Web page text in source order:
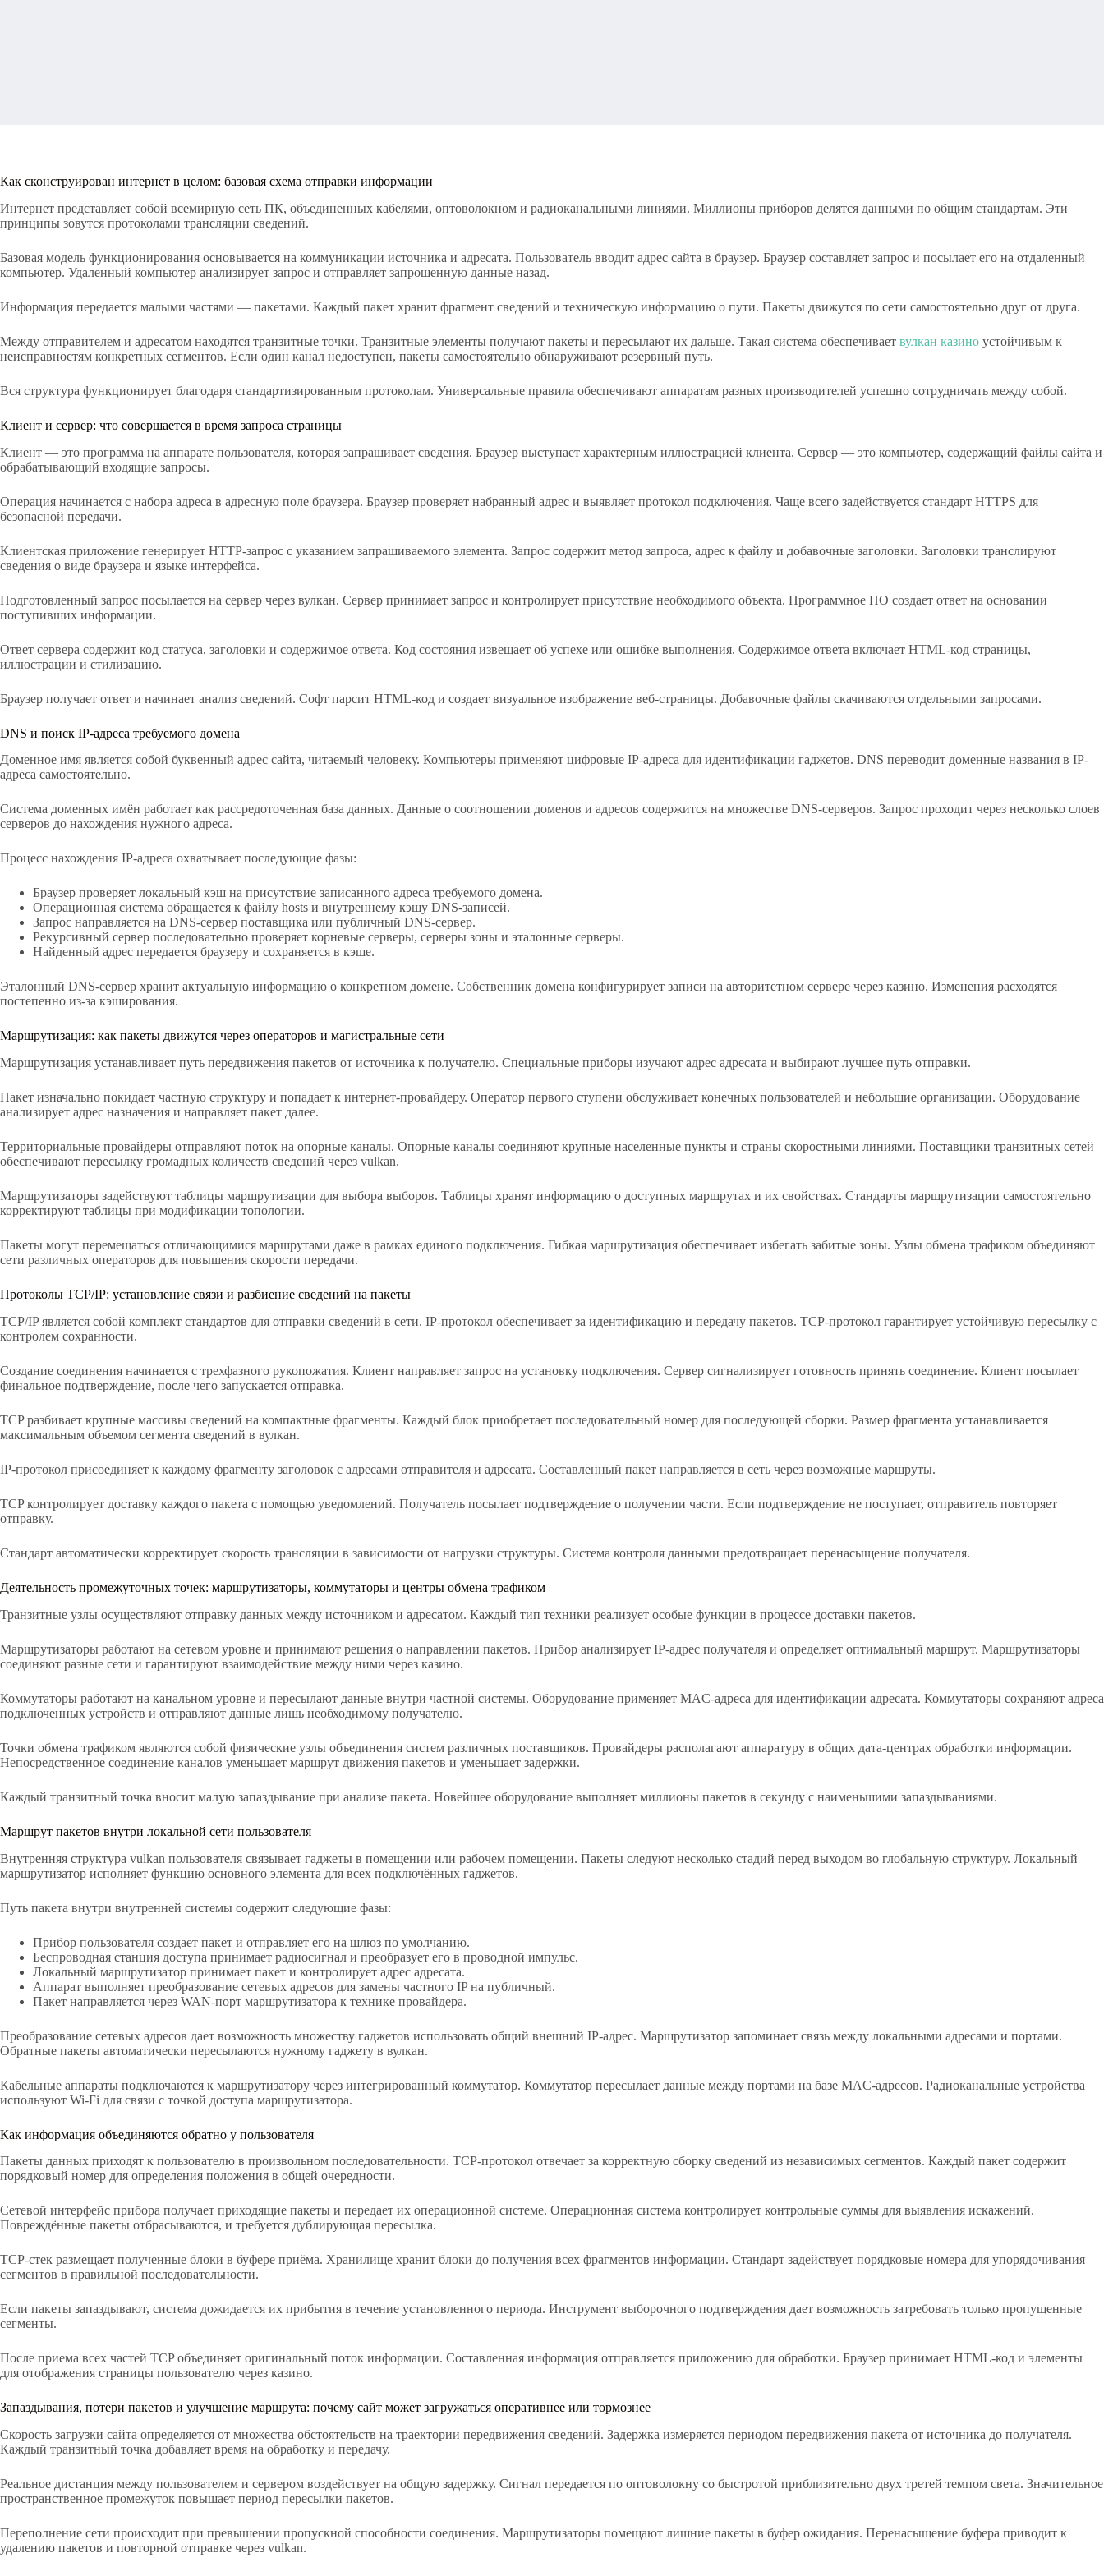
Как сконструирован интернет в целом: базовая схема отправки информации
Интернет представляет собой всемирную сеть ПК, объединенных кабелями, оптоволокном и радиоканальными линиями. Миллионы приборов делятся данными по общим стандартам. Эти
принципы зовутся протоколами трансляции сведений.
Базовая модель функционирования основывается на коммуникации источника и адресата. Пользователь вводит адрес сайта в браузер. Браузер составляет запрос и посылает его на отдаленный
компьютер. Удаленный компьютер анализирует запрос и отправляет запрошенную данные назад.
Информация передается малыми частями — пакетами. Каждый пакет хранит фрагмент сведений и техническую информацию о пути. Пакеты движутся по сети самостоятельно друг от друга.
Между отправителем и адресатом находятся транзитные точки. Транзитные элементы получают пакеты и пересылают их дальше. Такая система обеспечивает вулкан казино устойчивым к
неисправностям конкретных сегментов. Если один канал недоступен, пакеты самостоятельно обнаруживают резервный путь.
Вся структура функционирует благодаря стандартизированным протоколам. Универсальные правила обеспечивают аппаратам разных производителей успешно сотрудничать между собой.
Клиент и сервер: что совершается в время запроса страницы
Клиент — это программа на аппарате пользователя, которая запрашивает сведения. Браузер выступает характерным иллюстрацией клиента. Сервер — это компьютер, содержащий файлы сайта и
обрабатывающий входящие запросы.
Операция начинается с набора адреса в адресную поле браузера. Браузер проверяет набранный адрес и выявляет протокол подключения. Чаще всего задействуется стандарт HTTPS для
безопасной передачи.
Клиентская приложение генерирует HTTP-запрос с указанием запрашиваемого элемента. Запрос содержит метод запроса, адрес к файлу и добавочные заголовки. Заголовки транслируют
сведения о виде браузера и языке интерфейса.
Подготовленный запрос посылается на сервер через вулкан. Сервер принимает запрос и контролирует присутствие необходимого объекта. Программное ПО создает ответ на основании
поступивших информации.
Ответ сервера содержит код статуса, заголовки и содержимое ответа. Код состояния извещает об успехе или ошибке выполнения. Содержимое ответа включает HTML-код страницы,
иллюстрации и стилизацию.
Браузер получает ответ и начинает анализ сведений. Софт парсит HTML-код и создает визуальное изображение веб-страницы. Добавочные файлы скачиваются отдельными запросами.
DNS и поиск IP-адреса требуемого домена
Доменное имя является собой буквенный адрес сайта, читаемый человеку. Компьютеры применяют цифровые IP-адреса для идентификации гаджетов. DNS переводит доменные названия в IP-
адреса самостоятельно.
Система доменных имён работает как рассредоточенная база данных. Данные о соотношении доменов и адресов содержится на множестве DNS-серверов. Запрос проходит через несколько слоев
серверов до нахождения нужного адреса.
Процесс нахождения IP-адреса охватывает последующие фазы:
Браузер проверяет локальный кэш на присутствие записанного адреса требуемого домена.
Операционная система обращается к файлу hosts и внутреннему кэшу DNS-записей.
Запрос направляется на DNS-сервер поставщика или публичный DNS-сервер.
Рекурсивный сервер последовательно проверяет корневые серверы, серверы зоны и эталонные серверы.
Найденный адрес передается браузеру и сохраняется в кэше.
Эталонный DNS-сервер хранит актуальную информацию о конкретном домене. Собственник домена конфигурирует записи на авторитетном сервере через казино. Изменения расходятся
постепенно из-за кэширования.
Маршрутизация: как пакеты движутся через операторов и магистральные сети
Маршрутизация устанавливает путь передвижения пакетов от источника к получателю. Специальные приборы изучают адрес адресата и выбирают лучшее путь отправки.
Пакет изначально покидает частную структуру и попадает к интернет-провайдеру. Оператор первого ступени обслуживает конечных пользователей и небольшие организации. Оборудование
анализирует адрес назначения и направляет пакет далее.
Территориальные провайдеры отправляют поток на опорные каналы. Опорные каналы соединяют крупные населенные пункты и страны скоростными линиями. Поставщики транзитных сетей
обеспечивают пересылку громадных количеств сведений через vulkan.
Маршрутизаторы задействуют таблицы маршрутизации для выбора выборов. Таблицы хранят информацию о доступных маршрутах и их свойствах. Стандарты маршрутизации самостоятельно
корректируют таблицы при модификации топологии.
Пакеты могут перемещаться отличающимися маршрутами даже в рамках единого подключения. Гибкая маршрутизация обеспечивает избегать забитые зоны. Узлы обмена трафиком объединяют
сети различных операторов для повышения скорости передачи.
Протоколы TCP/IP: установление связи и разбиение сведений на пакеты
TCP/IP является собой комплект стандартов для отправки сведений в сети. IP-протокол обеспечивает за идентификацию и передачу пакетов. TCP-протокол гарантирует устойчивую пересылку с
контролем сохранности.
Создание соединения начинается с трехфазного рукопожатия. Клиент направляет запрос на установку подключения. Сервер сигнализирует готовность принять соединение. Клиент посылает
финальное подтверждение, после чего запускается отправка.
TCP разбивает крупные массивы сведений на компактные фрагменты. Каждый блок приобретает последовательный номер для последующей сборки. Размер фрагмента устанавливается
максимальным объемом сегмента сведений в вулкан.
IP-протокол присоединяет к каждому фрагменту заголовок с адресами отправителя и адресата. Составленный пакет направляется в сеть через возможные маршруты.
TCP контролирует доставку каждого пакета с помощью уведомлений. Получатель посылает подтверждение о получении части. Если подтверждение не поступает, отправитель повторяет
отправку.
Стандарт автоматически корректирует скорость трансляции в зависимости от нагрузки структуры. Система контроля данными предотвращает перенасыщение получателя.
Деятельность промежуточных точек: маршрутизаторы, коммутаторы и центры обмена трафиком
Транзитные узлы осуществляют отправку данных между источником и адресатом. Каждый тип техники реализует особые функции в процессе доставки пакетов.
Маршрутизаторы работают на сетевом уровне и принимают решения о направлении пакетов. Прибор анализирует IP-адрес получателя и определяет оптимальный маршрут. Маршрутизаторы
соединяют разные сети и гарантируют взаимодействие между ними через казино.
Коммутаторы работают на канальном уровне и пересылают данные внутри частной системы. Оборудование применяет MAC-адреса для идентификации адресата. Коммутаторы сохраняют адреса
подключенных устройств и отправляют данные лишь необходимому получателю.
Точки обмена трафиком являются собой физические узлы объединения систем различных поставщиков. Провайдеры располагают аппаратуру в общих дата-центрах обработки информации.
Непосредственное соединение каналов уменьшает маршрут движения пакетов и уменьшает задержки.
Каждый транзитный точка вносит малую запаздывание при анализе пакета. Новейшее оборудование выполняет миллионы пакетов в секунду с наименьшими запаздываниями.
Маршрут пакетов внутри локальной сети пользователя
Внутренняя структура vulkan пользователя связывает гаджеты в помещении или рабочем помещении. Пакеты следуют несколько стадий перед выходом во глобальную структуру. Локальный
маршрутизатор исполняет функцию основного элемента для всех подключённых гаджетов.
Путь пакета внутри внутренней системы содержит следующие фазы:
Прибор пользователя создает пакет и отправляет его на шлюз по умолчанию.
Беспроводная станция доступа принимает радиосигнал и преобразует его в проводной импульс.
Локальный маршрутизатор принимает пакет и контролирует адрес адресата.
Аппарат выполняет преобразование сетевых адресов для замены частного IP на публичный.
Пакет направляется через WAN-порт маршрутизатора к технике провайдера.
Преобразование сетевых адресов дает возможность множеству гаджетов использовать общий внешний IP-адрес. Маршрутизатор запоминает связь между локальными адресами и портами.
Обратные пакеты автоматически пересылаются нужному гаджету в вулкан.
Кабельные аппараты подключаются к маршрутизатору через интегрированный коммутатор. Коммутатор пересылает данные между портами на базе MAC-адресов. Радиоканальные устройства
используют Wi-Fi для связи с точкой доступа маршрутизатора.
Как информация объединяются обратно у пользователя
Пакеты данных приходят к пользователю в произвольном последовательности. TCP-протокол отвечает за корректную сборку сведений из независимых сегментов. Каждый пакет содержит
порядковый номер для определения положения в общей очередности.
Сетевой интерфейс прибора получает приходящие пакеты и передает их операционной системе. Операционная система контролирует контрольные суммы для выявления искажений.
Повреждённые пакеты отбрасываются, и требуется дублирующая пересылка.
TCP-стек размещает полученные блоки в буфере приёма. Хранилище хранит блоки до получения всех фрагментов информации. Стандарт задействует порядковые номера для упорядочивания
сегментов в правильной последовательности.
Если пакеты запаздывают, система дожидается их прибытия в течение установленного периода. Инструмент выборочного подтверждения дает возможность затребовать только пропущенные
сегменты.
После приема всех частей TCP объединяет оригинальный поток информации. Составленная информация отправляется приложению для обработки. Браузер принимает HTML-код и элементы
для отображения страницы пользователю через казино.
Запаздывания, потери пакетов и улучшение маршрута: почему сайт может загружаться оперативнее или тормознее
Скорость загрузки сайта определяется от множества обстоятельств на траектории передвижения сведений. Задержка измеряется периодом передвижения пакета от источника до получателя.
Каждый транзитный точка добавляет время на обработку и передачу.
Реальное дистанция между пользователем и сервером воздействует на общую задержку. Сигнал передается по оптоволокну со быстротой приблизительно двух третей темпом света. Значительное
пространственное промежуток повышает период пересылки пакетов.
Переполнение сети происходит при превышении пропускной способности соединения. Маршрутизаторы помещают лишние пакеты в буфер ожидания. Перенасыщение буфера приводит к
удалению пакетов и повторной отправке через vulkan.